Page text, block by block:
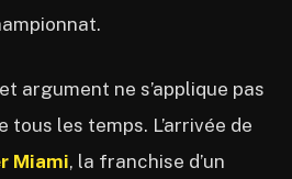
argument ne s’applique pas
tous les temps. L’arrivée de
Miami, la franchise d’un